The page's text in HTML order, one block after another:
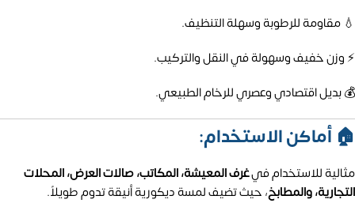
💧 مقاومة للرطوبة وسهلة التنظيف.
⚡ وزن خفيف وسهولة في النقل والتركيب.
💰 بديل اقتصادي وعصري للرخام الطبيعي.
🏠 أماكن الاستخدام:
مثالية للاستخدام فيغرف المعيشة، المكاتب، صالات العرض، المحلات
التجارية، والمطابخ، حيث تضيف لمسة ديكورية أنيقة تدوم طويلاً.